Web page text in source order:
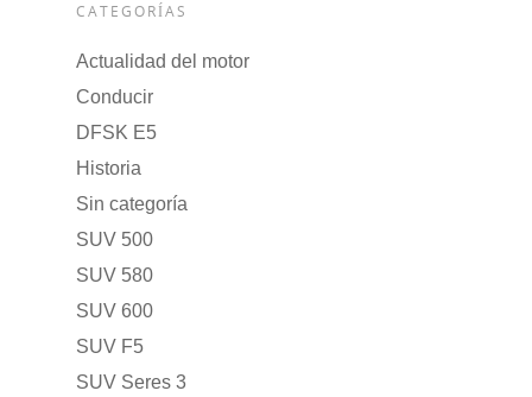
CATEGORÍAS
Actualidad del motor
Conducir
DFSK E5
Historia
Sin categoría
SUV 500
SUV 580
SUV 600
SUV F5
SUV Seres 3